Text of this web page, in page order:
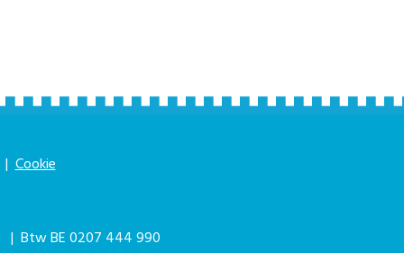
|Cookie
| Btw BE 0207 444 990